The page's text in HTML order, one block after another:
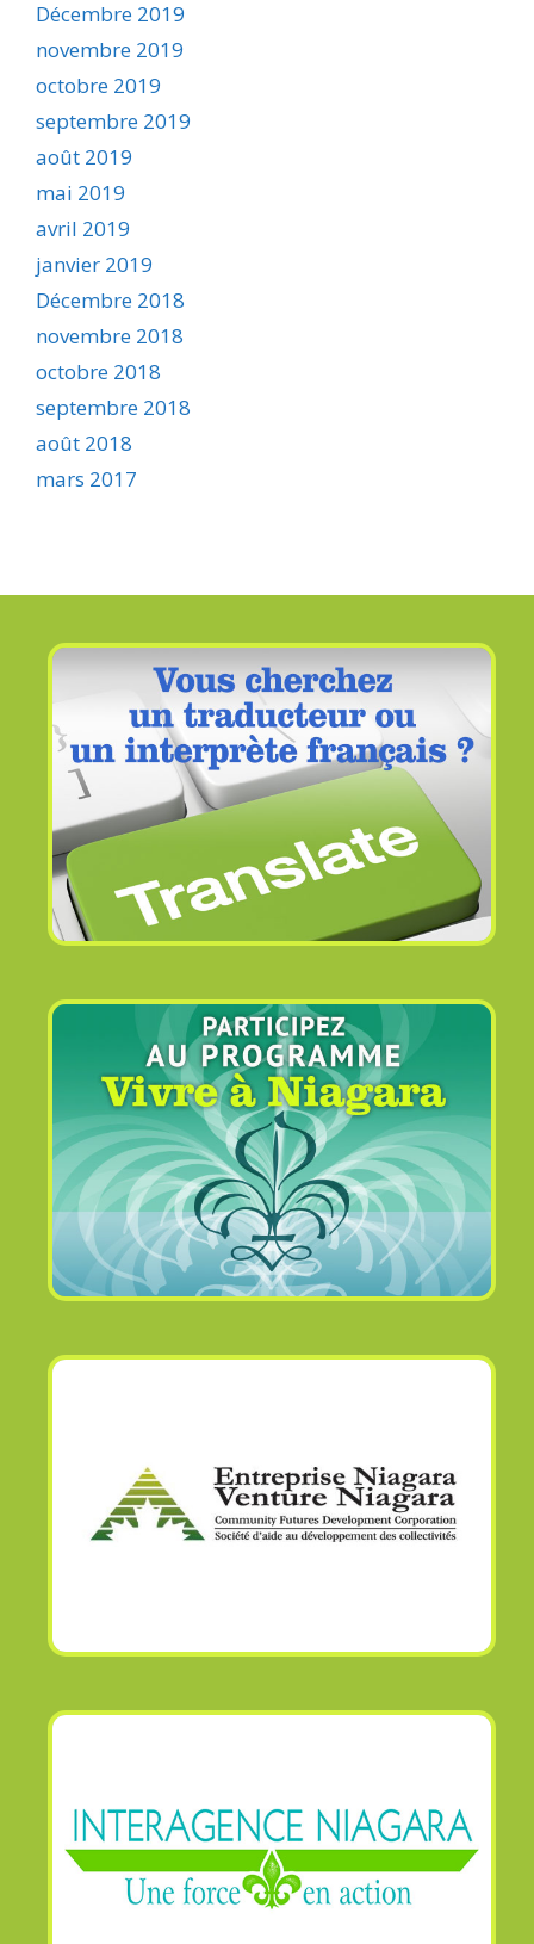
Décembre 2019
novembre 2019
octobre 2019
septembre 2019
août 2019
mai 2019
avril 2019
janvier 2019
Décembre 2018
novembre 2018
octobre 2018
septembre 2018
août 2018
mars 2017